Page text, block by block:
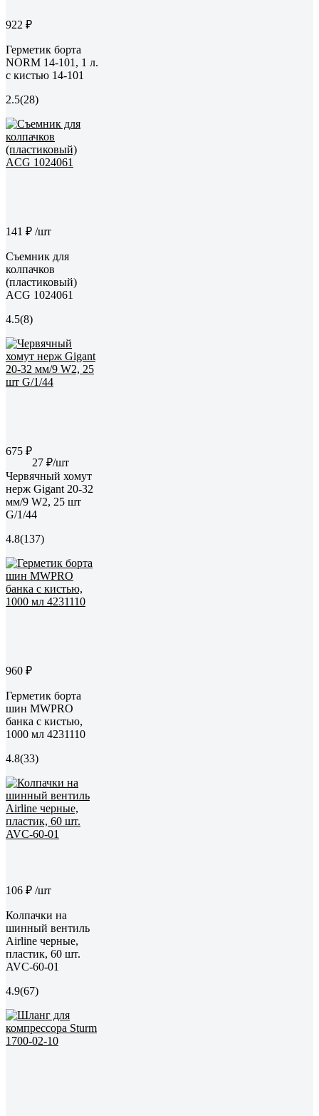
922 ₽
Герметик борта
NORM 14-101, 1 л.
с кистью 14-101
2.5(28)
141 ₽ /шт
Съемник для
колпачков
(пластиковый)
ACG 1024061
4.5(8)
675 ₽
27 ₽/шт
Червячный хомут
нерж Gigant 20-32
мм/9 W2, 25 шт
G/1/44
4.8(137)
960 ₽
Герметик борта
шин MWPRO
банка с кистью,
1000 мл 4231110
4.8(33)
106 ₽ /шт
Колпачки на
шинный вентиль
Airline черные,
пластик, 60 шт.
AVC-60-01
4.9(67)